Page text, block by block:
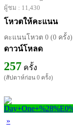
ผู้ชม : 11,430
โหวตให้คะแนน
คะแนนโหวต 0 (0 ครั้ง)
ดาวน์โหลด
257 ครั้ง
(สัปดาห์ก่อน 0 ครั้ง)
»